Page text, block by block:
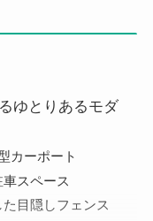
ゆとりあるモダ
カーポート
スペース
目隠しフェンス